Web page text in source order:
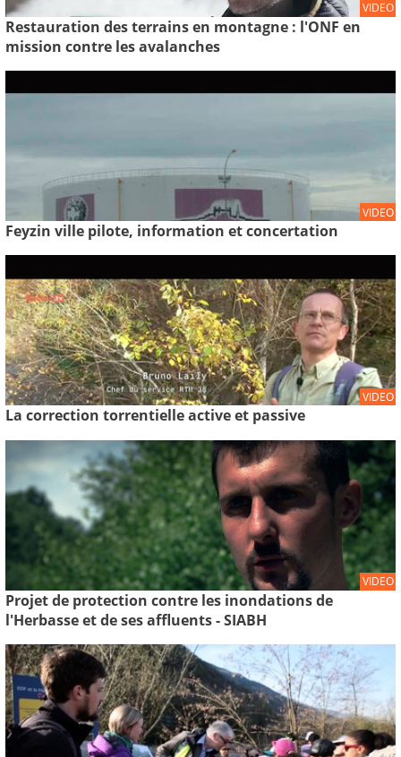
VIDEO
Restauration des terrains en montagne : l'ONF en
mission contre les avalanches
VIDEO
Feyzin ville pilote, information et concertation
VIDEO
La correction torrentielle active et passive
VIDEO
Projet de protection contre les inondations de
l'Herbasse et de ses affluents - SIABH